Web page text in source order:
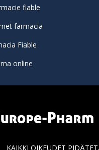
fiable
farmacia
Fiable
online
KAIKKI OIKEUDET